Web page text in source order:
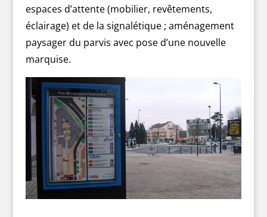
espaces d’attente (mobilier, revêtements,
éclairage) et de la signalétique ; aménagement
paysager du parvis avec pose d’une nouvelle
marquise.